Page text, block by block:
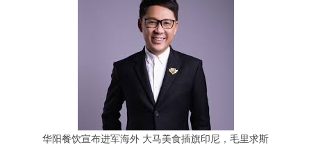
华阳餐饮宣布进军海外 大马美食插旗印尼，毛里求斯